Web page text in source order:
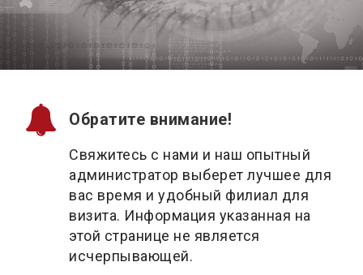
Обратите внимание!
Свяжитесь с нами и наш опытный
администратор выберет лучшее для
вас время и удобный филиал для
визита. Информация указанная на
этой странице не является
исчерпывающей.